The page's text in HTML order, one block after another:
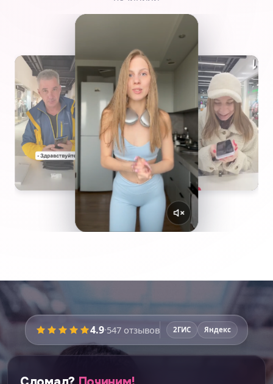
4.9·547 отзывов 2ГИС Яндекс